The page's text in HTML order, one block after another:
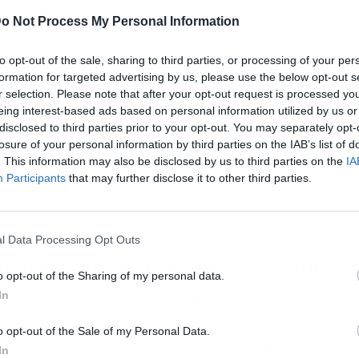
Not Process My Personal Information
opt-out of the sale, sharing to third parties, or processing of your
for targeted advertising by us, please use the below opt-out
selection. Please note that after your opt-out request is processed
interest-based ads based on personal information utilized by us
to third parties prior to your opt-out. You may separately
of your personal information by third parties on the IAB’s list of
This information may also be disclosed by us to third parties on the
Participants that may further disclose it to other third parties.
Data Processing Opt Outs
opt-out of the Sharing of my personal data.
opt-out of the Sale of my Personal Data.
textiles en los centros de salud
están elaborados los textiles que se usan
Las telas reutilizables de algodón,
por el lavado y el uso de químicos